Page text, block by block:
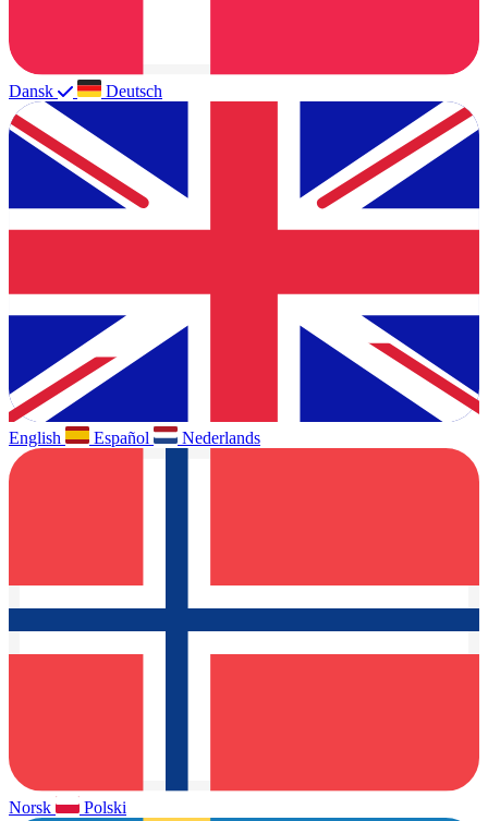
Dansk Deutsch
English Español Nederlands
Norsk Polski